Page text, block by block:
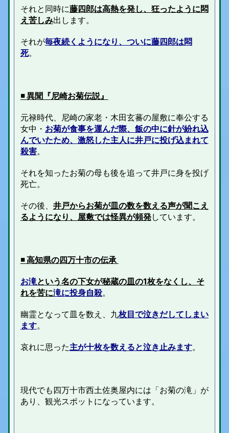
それと同時に藤四郎は高熱を発し、狂ったように悶
え苦しみ出します。
それが毎夜続くようになり、ついに藤四郎は悶
死。
◾️異聞『尼崎お菊伝説』
元禄時代、尼崎の家老・木田玄蕃の屋敷に奉公する
女中・ お菊が食事を運んだ際、飯の中に針が紛れ込
んでいたため、激怒した主人に井戸に投げ込まれて
殺害。
それを知ったお菊の母も後を追って井戸に身を投げ
死亡。
その後、 井戸からお菊が皿の数を数える声が聞こえ
るようになり、屋敷では怪異が頻発しています。
◾️ 高知県の四万十市の伝承
お滝という名の下女が秘蔵の皿の1枚をなくし、そ
れを苦に滝に投身自殺。
幽霊となって皿を数え、九枚目で泣きだしてしまい
ます。
哀れに思った主が十枚を数えると泣き止みます。
現代でも四万十市西土佐奥屋内には「お菊の滝」が
あり、観光スポットになっています。